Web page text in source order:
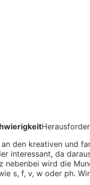
den kreativen und
interessant, da
nebenbei wird die
s, f, v, w oder ph.